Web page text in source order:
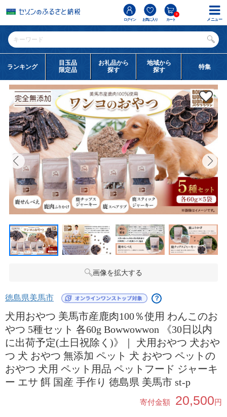
ログイン お気に入り カート
0
ランキング
目玉品
限定品
お礼品から
探す
地域から
探す
特集
画像を拡大する
徳島県美馬市 ？
犬用おやつ 美馬市産鹿肉100％使用 わんこのお
やつ 5種セット 各60g Bowwowwon 《30日以内
に出荷予定(土日祝除く)》｜ 犬用おやつ 犬おや
つ 犬 おやつ 無添加 ペット 犬 おやつ ペットの
おやつ 犬用 ペット用品 ペットフード ジャーキ
ー エサ 餌 国産 手作り 徳島県 美馬市 st-p
寄付金額 20,500円
メニュー